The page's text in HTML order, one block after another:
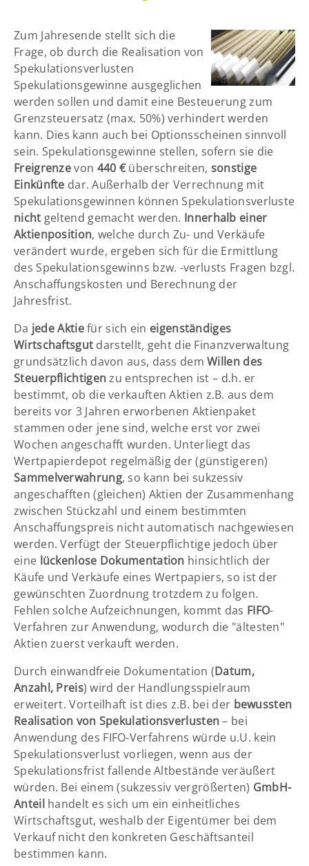
Zum Jahresende stellt sich die
Frage, ob durch die Realisation von
Spekulationsverlusten
Spekulationsgewinne ausgeglichen
werden sollen und damit eine Besteuerung zum
Grenzsteuersatz (max. 50%) verhindert werden
kann. Dies kann auch bei Optionsscheinen sinnvoll
sein. Spekulationsgewinne stellen, sofern sie die
Freigrenzevon 440 €überschreiten, sonstige
Einkünfte dar. Außerhalb der Verrechnung mit
Spekulationsgewinnen können Spekulationsverluste
nicht geltend gemacht werden. Innerhalb einer
Aktienposition, welche durch Zu- und Verkäufe
verändert wurde, ergeben sich für die Ermittlung
des Spekulationsgewinns bzw. -verlusts Fragen bzgl.
Anschaffungskosten und Berechnung der
Jahresfrist.
Da jede Aktiefür sich ein eigenständiges
Wirtschaftsgut darstellt, geht die Finanzverwaltung
grundsätzlich davon aus, dass demWillen des
Steuerpflichtigenzu entsprechen ist – d.h. er
bestimmt, ob die verkauften Aktien z.B. aus dem
bereits vor 3 Jahren erworbenen Aktienpaket
stammen oder jene sind, welche erst vor zwei
Wochen angeschafft wurden. Unterliegt das
Wertpapierdepot regelmäßig der (günstigeren)
Sammelverwahrung, so kann bei sukzessiv
angeschafften (gleichen) Aktien der Zusammenhang
zwischen Stückzahl und einem bestimmten
Anschaffungspreis nicht automatisch nachgewiesen
werden. Verfügt der Steuerpflichtige jedoch über
eine lückenlose Dokumentation hinsichtlich der
Käufe und Verkäufe eines Wertpapiers, so ist der
gewünschten Zuordnung trotzdem zu folgen.
Fehlen solche Aufzeichnungen, kommt das FIFO-
Verfahren zur Anwendung, wodurch die "ältesten"
Aktien zuerst verkauft werden.
Durch einwandfreie Dokumentation (Datum,
Anzahl, Preis) wird der Handlungsspielraum
erweitert. Vorteilhaft ist dies z.B. bei der bewussten
Realisation von Spekulationsverlusten– bei
Anwendung des FIFO-Verfahrens würde u.U. kein
Spekulationsverlust vorliegen, wenn aus der
Spekulationsfrist fallende Altbestände veräußert
würden. Bei einem (sukzessiv vergrößerten) GmbH-
Anteilhandelt es sich um ein einheitliches
Wirtschaftsgut, weshalb der Eigentümer bei dem
Verkauf nicht den konkreten Geschäftsanteil
bestimmen kann.